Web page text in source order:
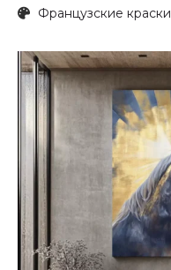
Французские краски